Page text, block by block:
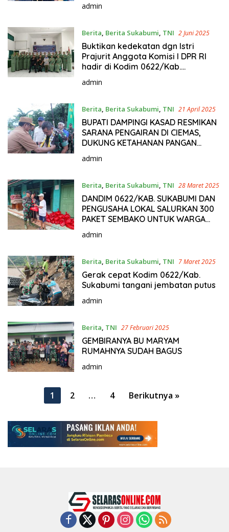
Sukabumi Targetkan Akhir Tahun
admin
Berita Berita Sukabumi TNI 2 Juni 2025
Buktikan kedekatan dgn Istri
Prajurit Anggota Komisi I DPR RI
hadir di Kodim 0622/Kab.
admin
Berita Berita Sukabumi TNI 21 April 2025
BUPATI DAMPINGI KASAD RESMIKAN
SARANA PENGAIRAN DI CIEMAS,
DUKUNG KETAHANAN PANGAN
admin
Berita Berita Sukabumi TNI 28 Maret 2025
DANDIM 0622/KAB. SUKABUMI DAN
PENGUSAHA LOKAL SALURKAN 300
PAKET SEMBAKO UNTUK WARGA
admin
Berita Berita Sukabumi TNI 7 Maret 2025
Gerak cepat Kodim 0622/Kab.
Sukabumi tangani jembatan putus
admin
Berita TNI 27 Februari 2025
GEMBIRANYA BU MARYAM
RUMAHNYA SUDAH BAGUS
admin
g
n
1 2 … 4 Berikutnya »